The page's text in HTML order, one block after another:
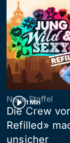
1 Min
Neue Staffel
Die Crew
Refilled»
unsicher